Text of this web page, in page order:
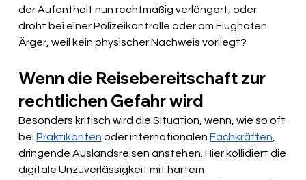
der Aufenthalt nun rechtmäßig verlängert, oder
droht bei einer Polizeikontrolle oder am Flughafen
Ärger, weil kein physischer Nachweis vorliegt?
Wenn die Reisebereitschaft zur
rechtlichen Gefahr wird
Besonders kritisch wird die Situation, wenn, wie so oft
bei Praktikanten oder internationalen Fachkräften
dringende Auslandsreisen anstehen. Hier kollidiert die
digitale Unzuverlässigkeit mit hartem